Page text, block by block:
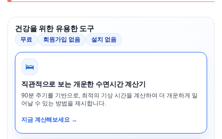
건강을 위한 유용한 도구
무료 회원가입 없음 설치 없음
🛌
직관적으로 보는 개운한 수면시간 계산기
90분 주기를 기반으로, 최적의 기상 시간을 계산하여 더 개운하게 일
어날 수 있는 방법을 제시합니다.
지금 계산해보세요 →